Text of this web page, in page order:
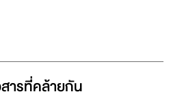
ารที่่คล้ายกัน